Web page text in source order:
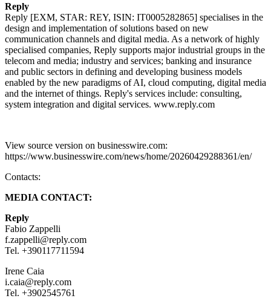
Reply
Reply [EXM, STAR: REY, ISIN: IT0005282865] specialises in the
design and implementation of solutions based on new
communication channels and digital media. As a network of highly
specialised companies, Reply supports major industrial groups in the
telecom and media; industry and services; banking and insurance
and public sectors in defining and developing business models
enabled by the new paradigms of AI, cloud computing, digital media
and the internet of things. Reply's services include: consulting,
system integration and digital services. www.reply.com
View source version on businesswire.com:
https://www.businesswire.com/news/home/20260429288361/en/
Contacts:
MEDIA CONTACT:
Reply
Fabio Zappelli
f.zappelli@reply.com
Tel. +390117711594
Irene Caia
i.caia@reply.com
Tel. +3902545761